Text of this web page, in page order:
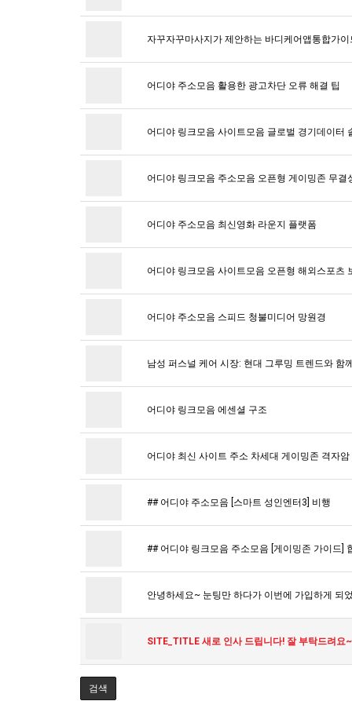
자꾸자꾸마사지가 제안하는 바디케어앱통합가이
어디야 주소모음 활용한 광고차단 오류 해결 팁
어디야 링크모음 사이트모음 글로벌 경기데이터
어디야 링크모음 주소모음 오픈형 게이밍존 무결
어디야 주소모음 최신영화 라운지 플랫폼
어디야 링크모음 사이트모음 오픈형 해외스포츠
어디야 주소모음 스피드 청불미디어 망원경
남성 퍼스널 케어 시장: 현대 그루밍 트렌드와 함
어디야 링크모음 에센셜 구조
어디야 최신 사이트 주소 차세대 게이밍존 격자암
## 어디야 주소모음 [스마트 성인엔터3] 비행
## 어디야 링크모음 주소모음 [게이밍존 가이드]
안녕하세요~ 눈팅만 하다가 이번에 가입하게 되
SITE_TITLE 새로 인사 드립니다! 잘 부탁드려요~
검색